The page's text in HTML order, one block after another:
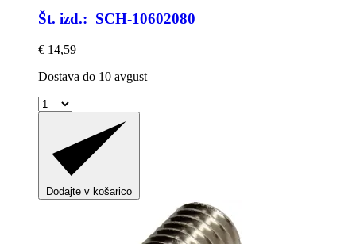
Št. izd.: SCH-10602080
€ 14,59
Dostava do 10 avgust
Dodajte v košarico